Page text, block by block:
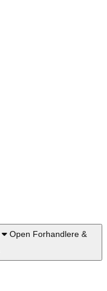
Open Forhandlere &